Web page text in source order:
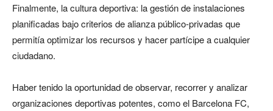
Finalmente, la cultura deportiva: la gestión de instalaciones
planificadas bajo criterios de alianza público-privadas que
permitía optimizar los recursos y hacer partícipe a cualquier
ciudadano.
Haber tenido la oportunidad de observar, recorrer y analizar
organizaciones deportivas potentes, como el Barcelona FC,